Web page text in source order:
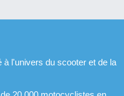
l'univers du scooter et de la